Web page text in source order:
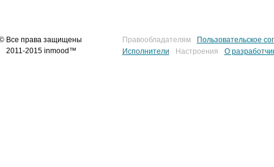
Все права защищены
2011-2015 inmood™
Правообладателям
Пользовательское
Исполнители
Настроения О